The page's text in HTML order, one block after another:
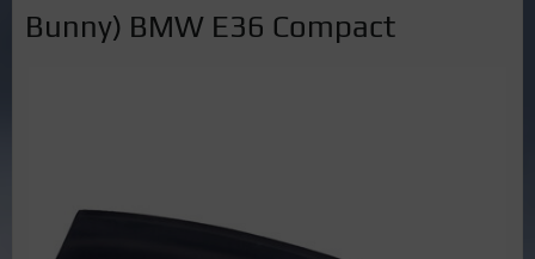
Bunny) BMW E36 Compact